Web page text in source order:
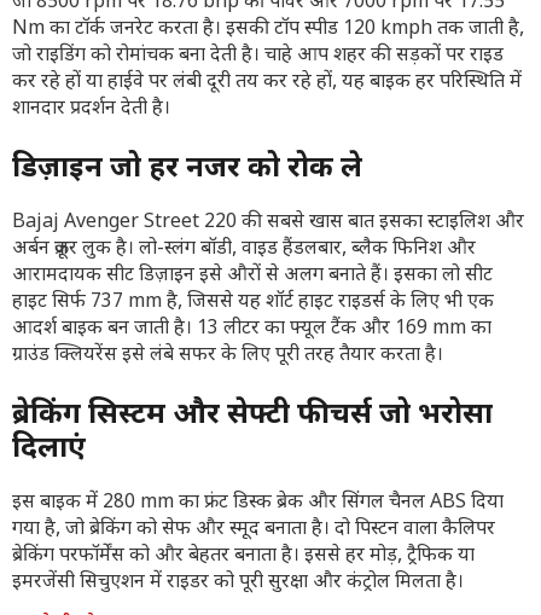
Nm का टॉर्क जनरेट करता है। इसकी टॉप स्पीड 120 kmph तक जाती है,
जो राइडिंग को रोमांचक बना देती है। चाहे आप शहर की सड़कों पर राइड
कर रहे हों या हाईवे पर लंबी दूरी तय कर रहे हों, यह बाइक हर परिस्थिति में
शानदार प्रदर्शन देती है।
डिज़ाइन जो हर नजर को रोक ले
Bajaj Avenger Street 220 की सबसे खास बात इसका स्टाइलिश और
अर्बन क्रूज़र लुक है। लो-स्लंग बॉडी, वाइड हैंडलबार, ब्लैक फिनिश और
आरामदायक सीट डिज़ाइन इसे औरों से अलग बनाते हैं। इसका लो सीट
हाइट सिर्फ 737 mm है, जिससे यह शॉर्ट हाइट राइडर्स के लिए भी एक
आदर्श बाइक बन जाती है। 13 लीटर का फ्यूल टैंक और 169 mm का
ग्राउंड क्लियरेंस इसे लंबे सफर के लिए पूरी तरह तैयार करता है।
ब्रेकिंग सिस्टम और सेफ्टी फीचर्स जो भरोसा
दिलाएं
इस बाइक में 280 mm का फ्रंट डिस्क ब्रेक और सिंगल चैनल ABS दिया
गया है, जो ब्रेकिंग को सेफ और स्मूद बनाता है। दो पिस्टन वाला कैलिपर
ब्रेकिंग परफॉर्मेंस को और बेहतर बनाता है। इससे हर मोड़, ट्रैफिक या
इमरजेंसी सिचुएशन में राइडर को पूरी सुरक्षा और कंट्रोल मिलता है।